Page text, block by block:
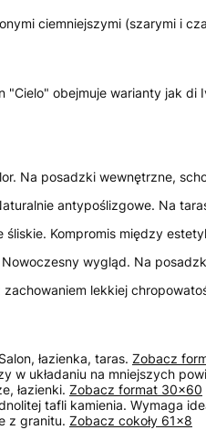
ciemniejszymi (szarymi i
obejmuje warianty jak
Na posadzki wewnętrzne,
antypoślizgowe. Na
śliskie. Kompromis między
wygląd. Na
lekkiej
łazienka, taras. Zobacz
w układaniu na mniejszych
łazienki. Zobacz format 30×60
tafli kamienia. Wymaga
z granitu. Zobacz cokoły 61×8